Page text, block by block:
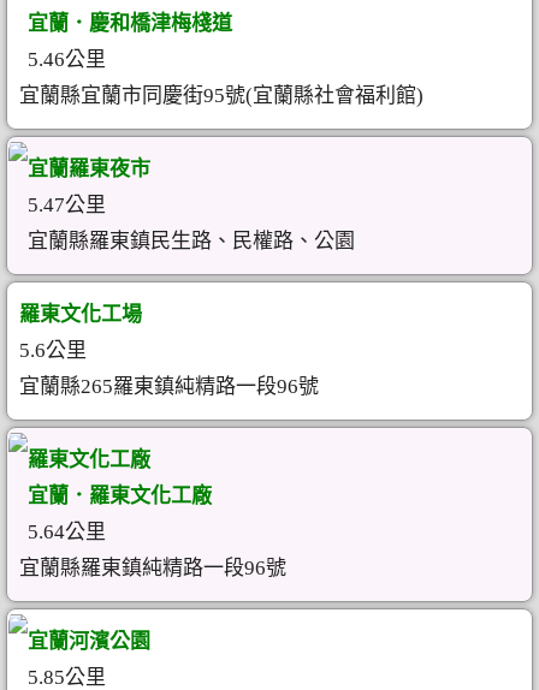
宜蘭．慶和橋津梅棧道
5.46公里
宜蘭縣宜蘭市同慶街95號(宜蘭縣社會福利館)
宜蘭羅東夜市
5.47公里
宜蘭縣羅東鎮民生路、民權路、公園
羅東文化工場
5.6公里
宜蘭縣265羅東鎮純精路一段96號
羅東文化工廠
宜蘭．羅東文化工廠
5.64公里
宜蘭縣羅東鎮純精路一段96號
宜蘭河濱公園
5.85公里